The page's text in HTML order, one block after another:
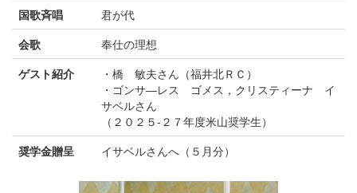
国歌斉唱
君が代
会歌
奉仕の理想
ゲスト紹介
・橋 敏夫さん（福井北ＲＣ）
・ゴンサ―レス ゴメス，クリスティーナ イ
サベルさん
（２０２５-２７年度米山奨学生）
奨学金贈呈
イサベルさんへ（５月分）